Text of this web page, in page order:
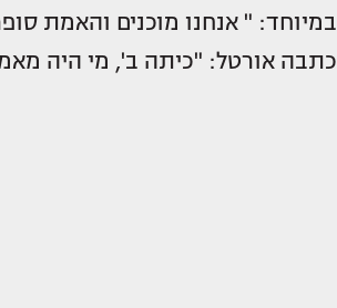
במיוחד: " אנחנו מוכנים והאמת
כתבה אורטל: "כיתה ב', מי היה